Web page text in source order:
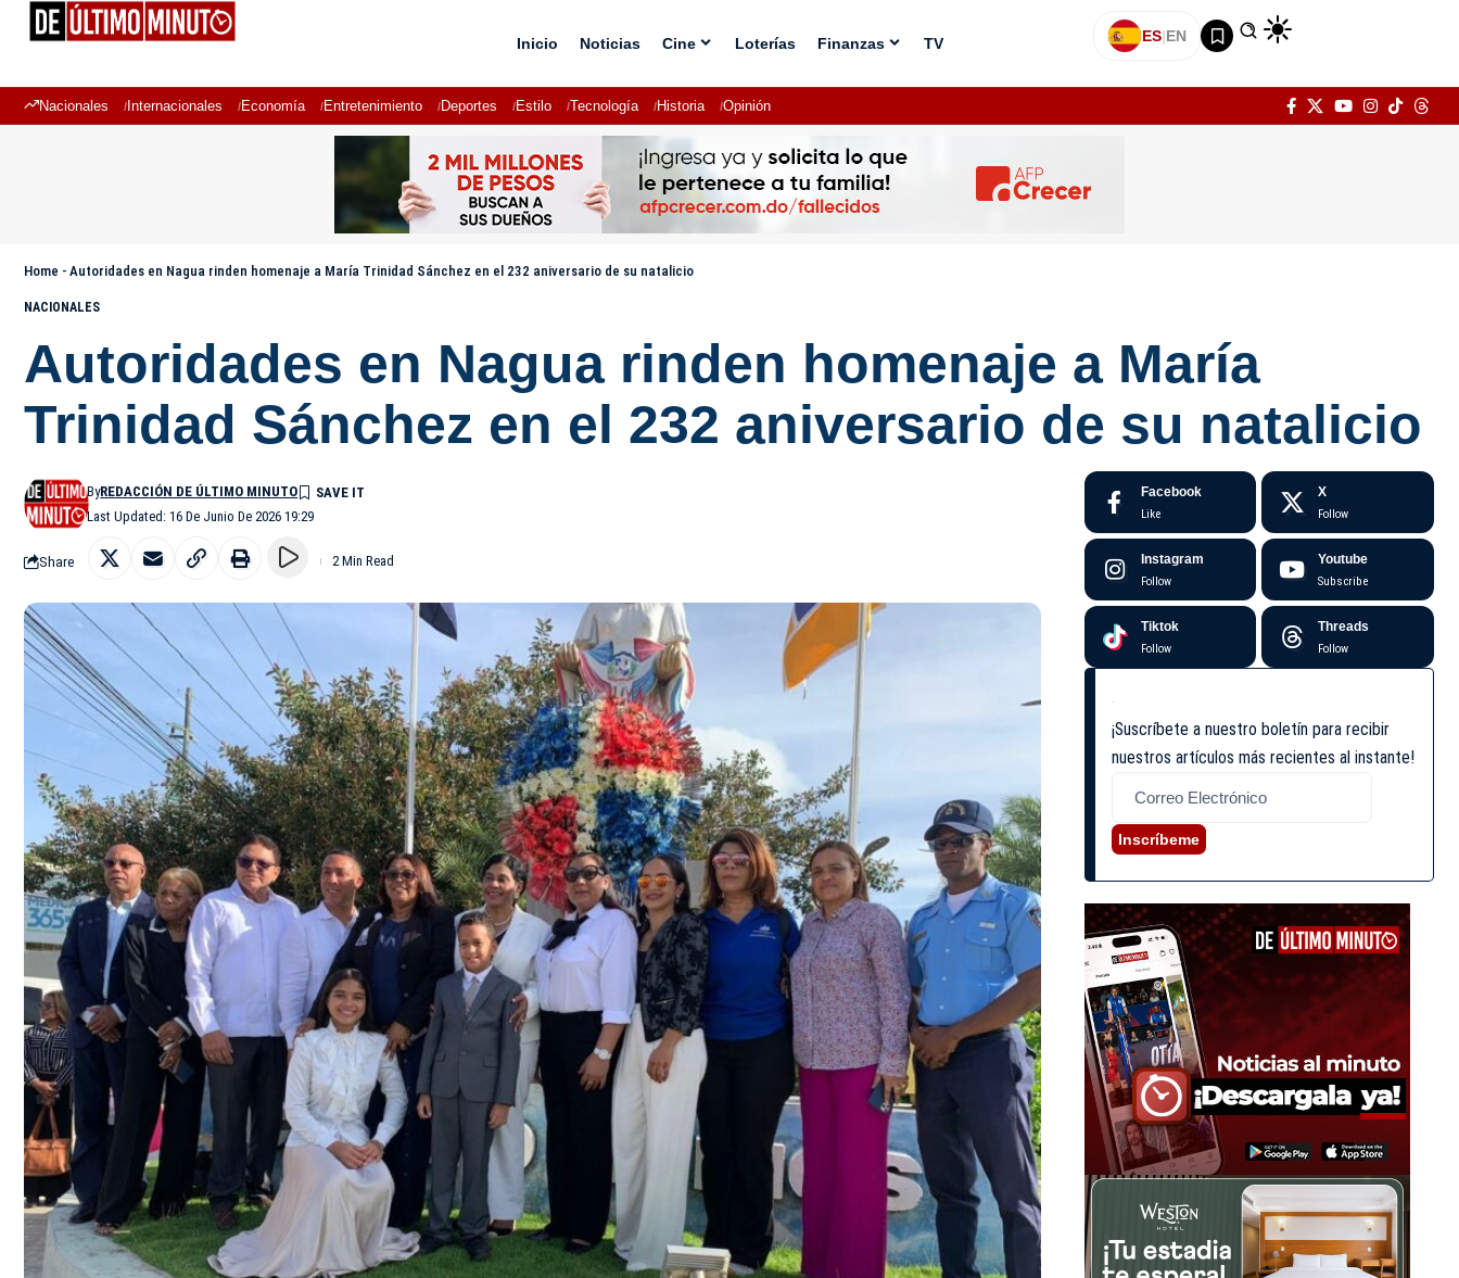
Inicio Noticias Cine Loterías Finanzas TV ES|EN
Nacionales Internacionales Economía Entretenimiento Deportes Estilo Tecnología Historia Opinión
Home - Autoridades en Nagua rinden homenaje a María Trinidad Sánchez en el 232 aniversario de su natalicio
NACIONALES
Autoridades en Nagua rinden homenaje a María
Trinidad Sánchez en el 232 aniversario de su natalicio
Last Updated: 16 De Junio De 2026 19:29
ByREDACCIÓN DE ÚLTIMO MINUTO
Share 2 Min Read
Facebook
Like
X
Follow
Instagram
Follow
Youtube
Subscribe
Tiktok
Follow
Threads
Follow
¡Suscríbete a nuestro boletín para recibir
nuestros artículos más recientes al instante!
Inscríbeme